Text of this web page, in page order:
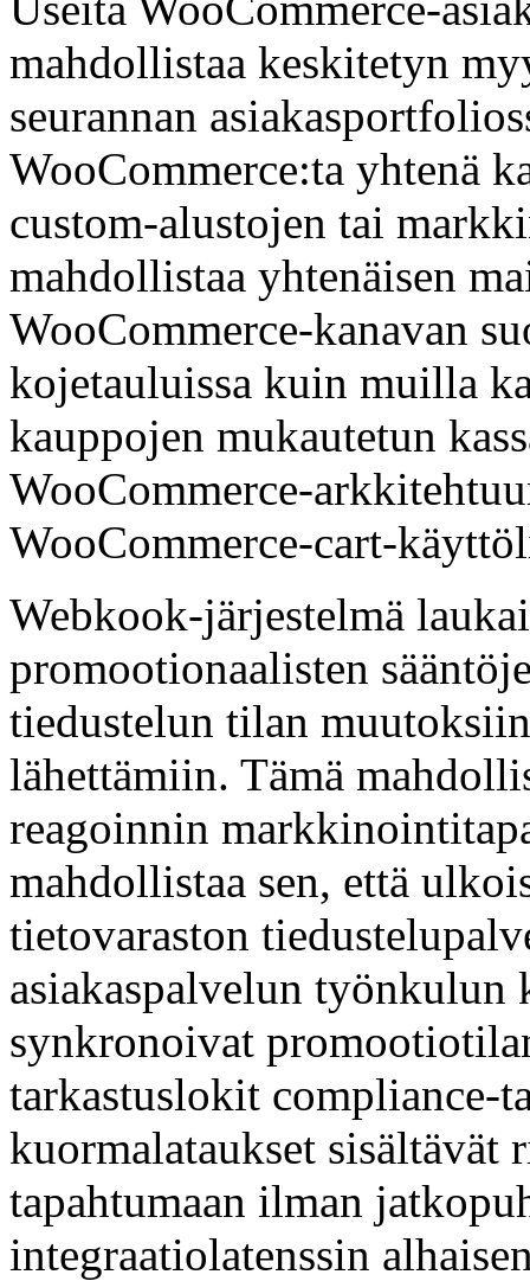
mahdollistaa keskitetyn
seurannan
WooCommerce:ta yhtenä
custom-alustojen tai
mahdollistaa yhtenäisen
WooCommerce-kanavan
kojetauluissa kuin muilla
kauppojen mukautetun
WooCommerce-
WooCommerce-cart-
Webkook-järjestelmä
promootionaalisten
tiedustelun tilan
lähettämiin. Tämä
reagoinnin
mahdollistaa sen, että
tietovaraston
asiakaspalvelun työnkulun
synkronoivat
tarkastuslokit compliance-
kuormalataukset
tapahtumaan ilman
integraatiolatenssin